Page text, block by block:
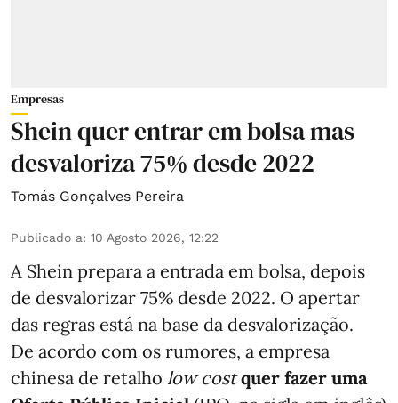
Empresas
Shein quer entrar em bolsa mas
desvaloriza 75% desde 2022
Tomás Gonçalves Pereira
Publicado a: 10 Agosto 2026, 12:22
A Shein prepara a entrada em bolsa, depois
de desvalorizar 75% desde 2022. O apertar
das regras está na base da desvalorização.
De acordo com os rumores, a empresa
chinesa de retalho low cost quer fazer uma